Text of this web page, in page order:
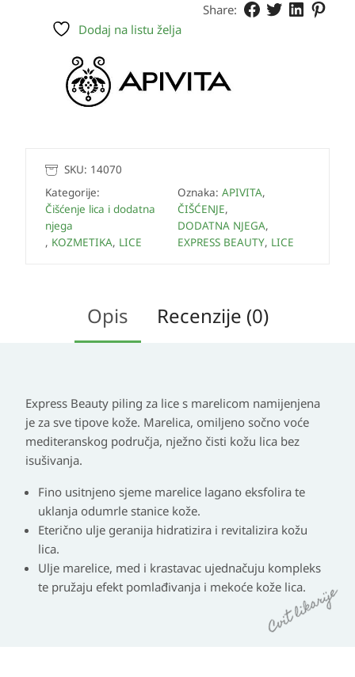
Share:
Dodaj na listu želja
SKU: 14070
Kategorije:
Čišćenje lica i dodatna
njega
, KOZMETIKA, LICE
Oznaka: APIVITA,
ČIŠĆENJE,
DODATNA NJEGA,
EXPRESS BEAUTY, LICE
Opis Recenzije (0)
Express Beauty piling za lice s marelicom namijenjena
je za sve tipove kože. Marelica, omiljeno sočno voće
mediteranskog područja, nježno čisti kožu lica bez
isušivanja.
Fino usitnjeno sjeme marelice lagano eksfolira te
uklanja odumrle stanice kože.
Eterično ulje geranija hidratizira i revitalizira kožu
lica.
Ulje marelice, med i krastavac ujednačuju kompleks
te pružaju efekt pomlađivanja i mekoće kože lica.